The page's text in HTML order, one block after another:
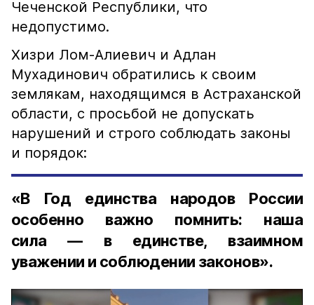
Чеченской Республики, что
недопустимо.
Хизри Лом-Алиевич и Адлан
Мухадинович обратились к своим
землякам, находящимся в Астраханской
области, с просьбой не допускать
нарушений и строго соблюдать законы
и порядок:
«В Год единства народов России
особенно важно помнить: наша
сила — в единстве, взаимном
уважении и соблюдении законов».